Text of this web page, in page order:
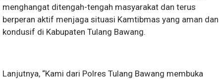
menghangat ditengah-tengah masyarakat dan terus
berperan aktif menjaga situasi Kamtibmas yang aman dan
kondusif di Kabupaten Tulang Bawang.
Lanjutnya, “Kami dari Polres Tulang Bawang membuka